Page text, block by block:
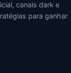
canais dark e
para ganhar